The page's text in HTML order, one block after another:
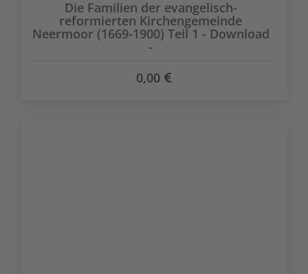
Die Familien der evangelisch-
reformierten Kirchengemeinde
Neermoor (1669-1900) Teil 1 - Download
-
0,00